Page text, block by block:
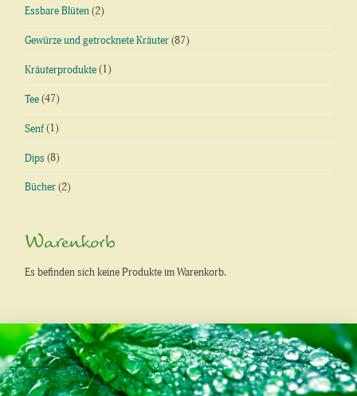
Essbare Blüten (2)
Gewürze und getrocknete Kräuter (87)
Kräuterprodukte (1)
Tee (47)
Senf(1)
Dips (8)
Bücher (2)
Warenkorb
Es befinden sich keine Produkte im Warenkorb.